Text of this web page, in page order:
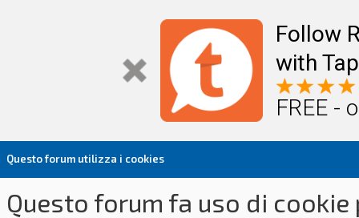
Follow
with
FREE -
Questo forum utilizza i cookies
Questo forum fa uso di